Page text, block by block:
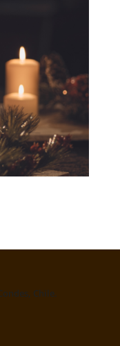
Chile.